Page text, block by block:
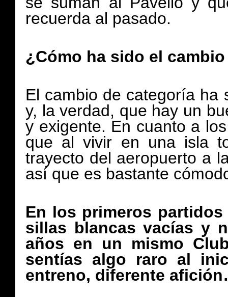
recuerda al pasado.
¿Cómo ha sido el
El cambio de categoría ha
y, la verdad, que hay un
y exigente. En cuanto a
que al vivir en una isla
trayecto del aeropuerto a
así que es bastante
En los primeros
sillas blancas vacías y
años en un mismo
sentías algo raro al
entreno, diferente